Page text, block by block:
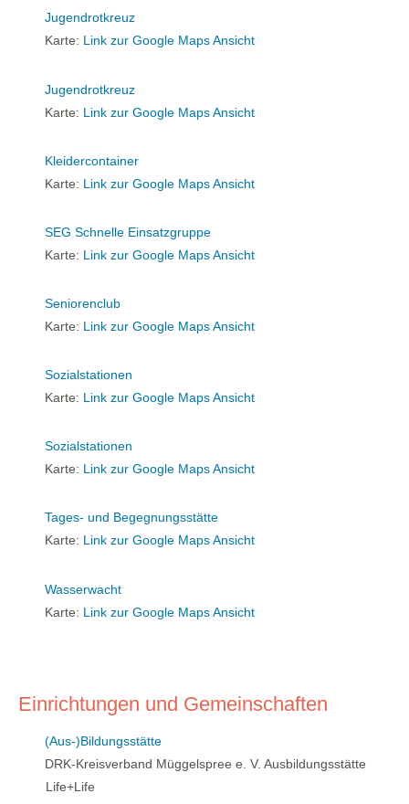
Jugendrotkreuz
Karte: Link zur Google Maps Ansicht
Jugendrotkreuz
Karte: Link zur Google Maps Ansicht
Kleidercontainer
Karte: Link zur Google Maps Ansicht
SEG Schnelle Einsatzgruppe
Karte: Link zur Google Maps Ansicht
Seniorenclub
Karte: Link zur Google Maps Ansicht
Sozialstationen
Karte: Link zur Google Maps Ansicht
Sozialstationen
Karte: Link zur Google Maps Ansicht
Tages- und Begegnungsstätte
Karte: Link zur Google Maps Ansicht
Wasserwacht
Karte: Link zur Google Maps Ansicht
Einrichtungen und Gemeinschaften
(Aus-)Bildungsstätte
DRK-Kreisverband Müggelspree e. V. Ausbildungsstätte
Life+Life